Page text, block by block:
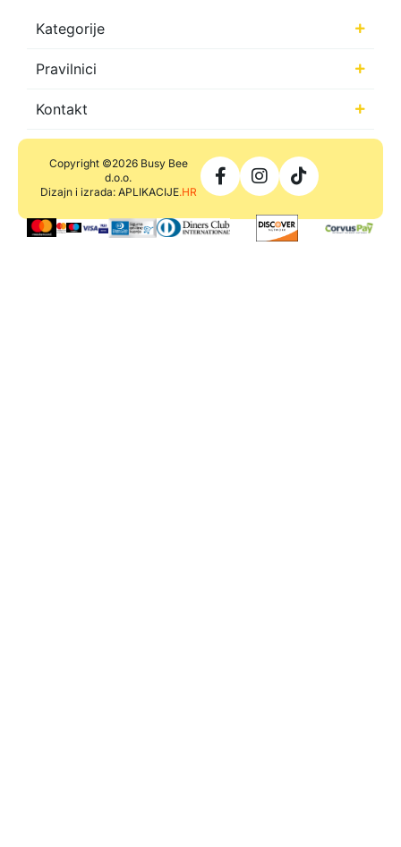
Kategorije
Pravilnici
Kontakt
Copyright ©2026 Busy Bee
d.o.o.
Dizajn i izrada: APLIKACIJE.HR